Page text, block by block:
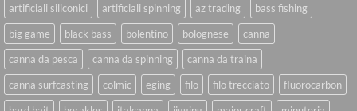
artificiali siliconici
artificiali spinning az trading
bass fishing
big game
black bass bolentino bolognese
canna
canna da pesca
canna da spinning
canna da traina
canna surfcasting
colmic eging filo filo trecciato
fluorocarbon